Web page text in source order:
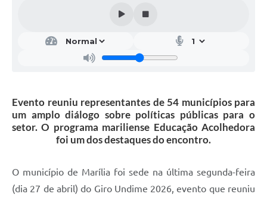
Evento reuniu representantes de 54 municípios para
um amplo diálogo sobre políticas públicas para o
setor. O programa mariliense Educação Acolhedora
foi um dos destaques do encontro.
O município de Marília foi sede na última segunda-feira
(dia 27 de abril) do Giro Undime 2026, evento que reuniu